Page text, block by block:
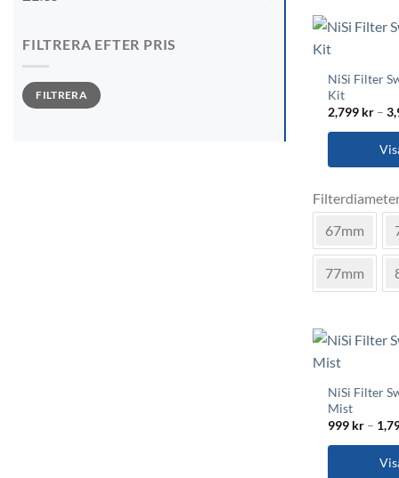
FILTRERA EFTER PRIS
Min
pris
Max
prisFILTRERA
kan
väljas
på
produktsidan
NiSi Filter
Kit
2,799 kr –
här
har
flera
varianter.
alternativen
kan
på
67mm
77mm
NiSi Filter
Mist
999 kr –